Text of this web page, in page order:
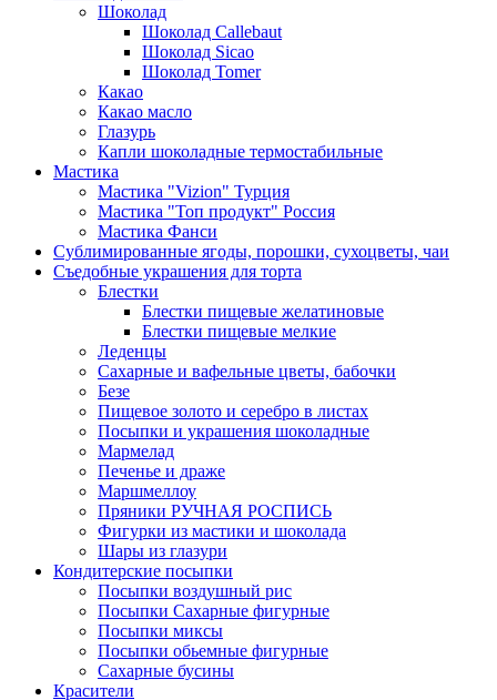
Шоколад
Шоколад Callebaut
Шоколад Sicao
Шоколад Tomer
Какао
Какао масло
Глазурь
Капли шоколадные термостабильные
Мастика
Мастика "Vizion" Турция
Мастика "Топ продукт" Россия
Мастика Фанси
Сублимированные ягоды, порошки, сухоцветы, чаи
Съедобные украшения для торта
Блестки
Блестки пищевые желатиновые
Блестки пищевые мелкие
Леденцы
Сахарные и вафельные цветы, бабочки
Безе
Пищевое золото и серебро в листах
Посыпки и украшения шоколадные
Мармелад
Печенье и драже
Маршмеллоу
Пряники РУЧНАЯ РОСПИСЬ
Фигурки из мастики и шоколада
Шары из глазури
Кондитерские посыпки
Посыпки воздушный рис
Посыпки Сахарные фигурные
Посыпки миксы
Посыпки обьемные фигурные
Сахарные бусины
Красители